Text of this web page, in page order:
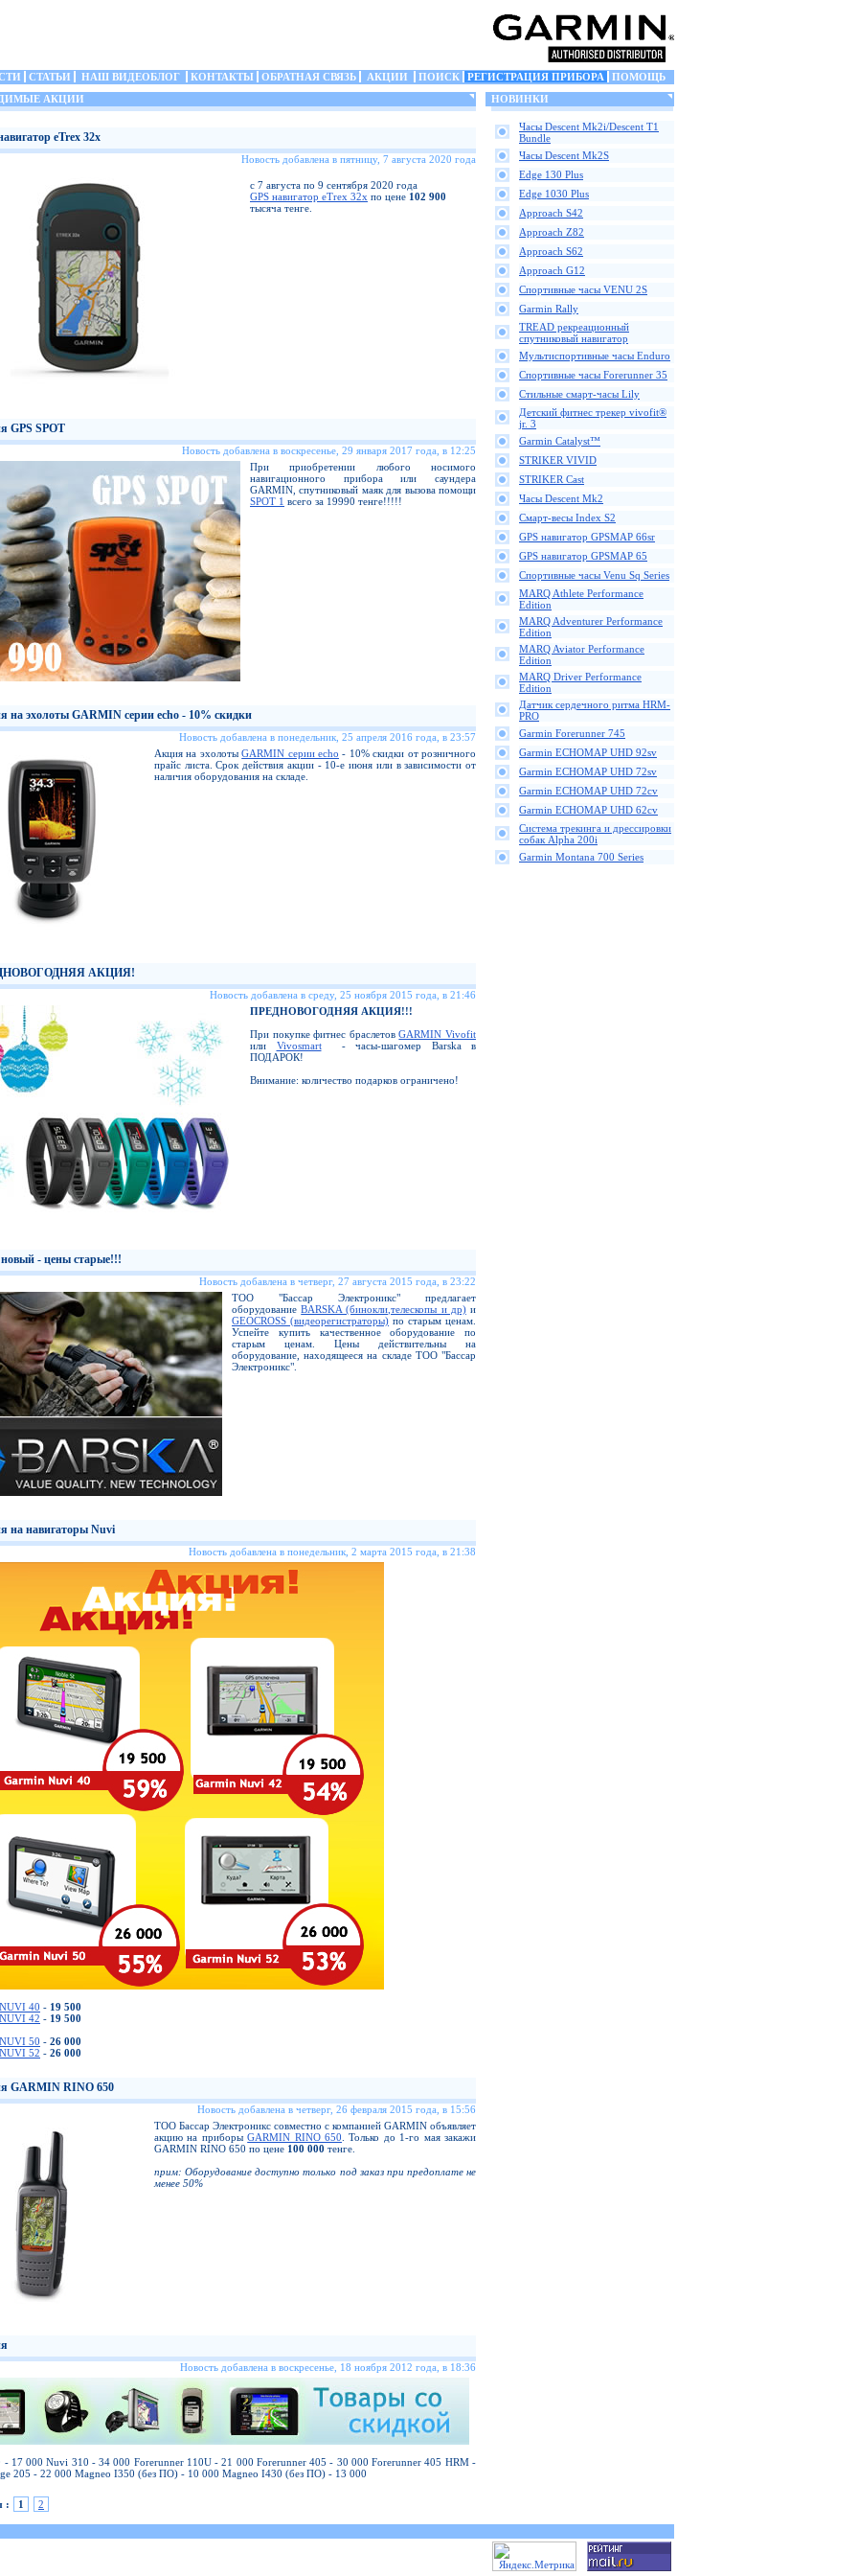
СТАТЬИ НАШ ВИДЕОБЛОГ КОНТАКТЫ ОБРАТНАЯ СВЯЗЬ АКЦИИ ПОИСК РЕГИСТРАЦИЯ ПРИБОРА
ПОМОЩЬ
АКЦИИ
eTrex 32x
Новость добавлена в пятницу, 7 августа 2020 года
с 7 августа по 9 сентября 2020 года
GPS навигатор eTrex 32x по цене 102 900
тысяча тенге.
GPS SPOT
Новость добавлена в воскресенье, 29 января 2017 года, в 12:25
При приобретении любого носимого
навигационного прибора или саундера
GARMIN, спутниковый маяк для вызова помощи
SPOT 1 всего за 19990 тенге!!!!!
на эхолоты GARMIN серии echo - 10% скидки
Новость добавлена в понедельник, 25 апреля 2016 года, в 23:57
Акция на эхолотыGARMIN серии echo - 10% скидки от розничного
прайс листа. Срок действия акции - 10-е июня или в зависимости от
наличия оборудования на складе.
АКЦИЯ!
Новость добавлена в среду, 25 ноября 2015 года, в 21:46
ПРЕДНОВОГОДНЯЯ АКЦИЯ!!!
При покупке фитнес браслетовGARMIN Vivofit
или Vivosmart- часы-шагомер Barska в
ПОДАРОК!
Внимание: количество подарков ограничено!
- цены старые!!!
Новость добавлена в четверг, 27 августа 2015 года, в 23:22
ТОО "Бассар Электроникс" предлагает
оборудованиеBARSKA (бинокли,телескопы и др)и
GEOCROSS (видеорегистраторы) по старым ценам.
Успейте купить качественное оборудование по
старым ценам. Цены действительны на
оборудование, находящееся на складе ТОО "Бассар
Электроникс".
на навигаторы Nuvi
Новость добавлена в понедельник, 2 марта 2015 года, в 21:38
40 - 19 500
42 - 19 500
50 - 26 000
52 - 26 000
GARMIN RINO 650
Новость добавлена в четверг, 26 февраля 2015 года, в 15:56
ТОО Бассар Электроникс совместно с компанией GARMIN объявляет
акцию на приборыGARMIN RINO 650 . Только до 1-го мая закажи
GARMIN RINO 650 по цене 100 000 тенге.
прим: Оборудование доступно только под заказ при предоплате не
менее 50%
Новость добавлена в воскресенье, 18 ноября 2012 года, в 18:36
- 17 000 Nuvi 310 - 34 000 Forerunner 110U - 21 000 Forerunner 405 - 30 000 Forerunner 405 HRM -
205 - 22 000 Magneo I350 (без ПО) - 10 000 Magneo I430 (без ПО) - 13 000
: 1 2
НОВИНКИ
Часы Descent Mk2i/Descent T1
Bundle
Часы Descent Mk2S
Edge 130 Plus
Edge 1030 Plus
Approach S42
Approach Z82
Approach S62
Approach G12
Спортивные часы VENU 2S
Garmin Rally
TREAD рекреационный
спутниковый навигатор
Мультиспортивные часы Enduro
Спортивные часы Forerunner 35
Стильные смарт-часы Lily
Детский фитнес трекер vivofit®
jr. 3
Garmin Catalyst™
STRIKER VIVID
STRIKER Cast
Часы Descent Mk2
Смарт-весы Index S2
GPS навигатор GPSMAP 66sr
GPS навигатор GPSMAP 65
Спортивные часы Venu Sq Series
MARQ Athlete Performance
Edition
MARQ Adventurer Performance
Edition
MARQ Aviator Performance
Edition
MARQ Driver Performance
Edition
Датчик сердечного ритма HRM-
PRO
Garmin Forerunner 745
Garmin ECHOMAP UHD 92sv
Garmin ECHOMAP UHD 72sv
Garmin ECHOMAP UHD 72cv
Garmin ECHOMAP UHD 62cv
Cистема трекинга и дрессировки
собак Alpha 200i
Garmin Montana 700 Series